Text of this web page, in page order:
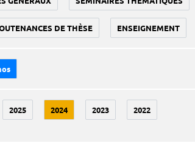
DE THÈSE ENSEIGNEMENT
2025 2024 2023 2022